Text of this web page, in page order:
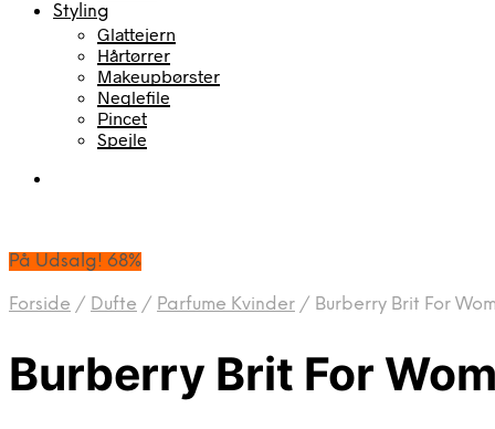
Styling
Glattejern
Hårtørrer
Makeupbørster
Neglefile
Pincet
Spejle
På Udsalg! 68%
Forside / Dufte / Parfume Kvinder / Burberry Brit For
Burberry Brit For